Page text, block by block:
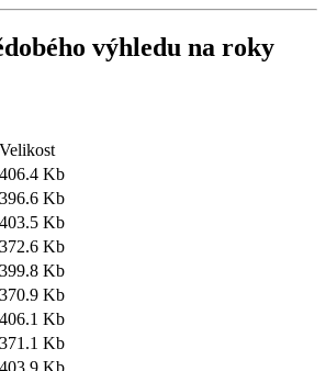
výhledu na roky
Velikost
406.4 Kb
396.6 Kb
403.5 Kb
372.6 Kb
399.8 Kb
370.9 Kb
406.1 Kb
371.1 Kb